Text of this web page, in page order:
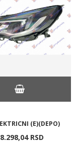
(E)(DEPO)
04 RSD